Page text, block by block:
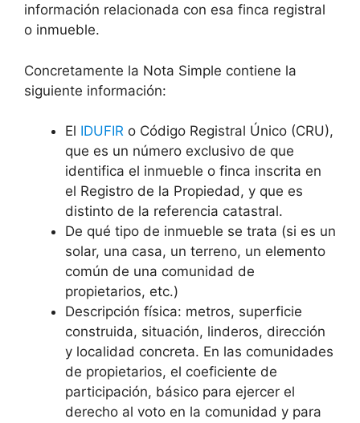
información relacionada con esa finca registral
o inmueble.
Concretamente la Nota Simple contiene la
siguiente información:
El IDUFIR o Código Registral Único (CRU),
que es un número exclusivo de que
identifica el inmueble o finca inscrita en
el Registro de la Propiedad, y que es
distinto de la referencia catastral.
De qué tipo de inmueble se trata (si es un
solar, una casa, un terreno, un elemento
común de una comunidad de
propietarios, etc.)
Descripción física: metros, superficie
construida, situación, linderos, dirección
y localidad concreta. En las comunidades
de propietarios, el coeficiente de
participación, básico para ejercer el
derecho al voto en la comunidad y para